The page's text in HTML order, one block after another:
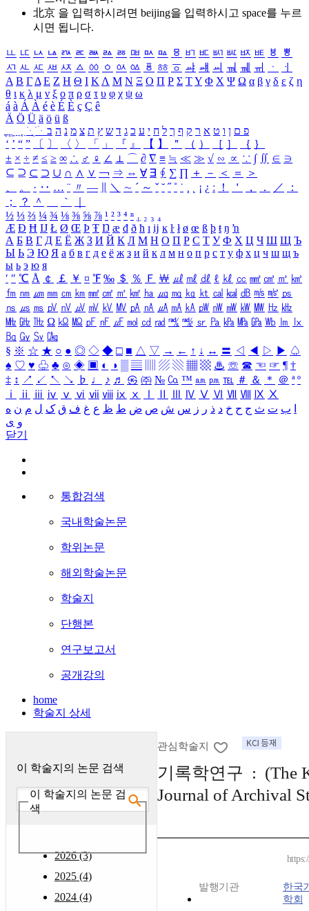
北京 을 입력하시려면 beijing을 입력하시고 space를 누르
시면 됩니다.
ㅥ ㅦ ㅧ ㅨ ㅩ ㅪ ㅫ ㅬ ㅭ ㅮ ㅯ ㅰ ㅱ ㅲ ㅳ ㅴ ㅵ ㅶ ㅷ ㅸ
ㅹ
ㅺ ㅻ ㅼ ㅽ ㅾ ㅿ ㆀ ㆁ ㆂ ㆃ ㆄ ㆅ ㆆ ㆇ ㆈ ㆉ ㆊ ㆋ ㆌ ㆍ
ㆎ
Α Β ΓΔ Ε Ζ Η Θ Ι ΚΛ Μ Ν Ξ Ο Π Ρ Σ ΤΥ Φ Χ Ψ Ω α β γ δ ε ζ η
θ ι κ λ μ ν ξ ο π ρ σ τ υ φ χ ψ ω
á à Á À é è É È ç Ç ê
Ä Ö Ü ä ö ü ß
ִֶֹ ֻּ ׁׂ פ ם ן ו ט א ר ק ף ך ל ח י ע כ ג ד ש ץ ת צ מ נ ה ב
‘ ’ “ ” 〔 〕 〈 〉 「 」 『 』 【 】 ＂ （ ） ［ ］ ｛ ｝
± × ÷ ≠ ≤ ≥ ∞ ∴ ♂ ♀ ∠ ⊥ ⌒ ∂ ∇ ≡ ≒ ≪ ≫ √ ∽ ∝ ∵ ∫ ∬ ∈ ∋
⊆ ⊇ ⊂ ⊃ ∪ ∩ ∧ ∨ ￢ ⇒ ⇔ ∀ ∃ ∮ ∑ ∏ ＋ － ＜ ＝
＞
、
。 · ‥ … ¨ 〃 ― ＼ ∼ ´ ～ ˇ ˘ ˝ ˚ ˙ ¸ ¡ ¿ ː ！ ＇ ， ． ／
：
；
？ ＾ ｀
½ ⅓ ⅔ ¼ ¾ ⅛ ⅜ ⅝ ⅞ ¹ ² ³ ⁴ ⁿ ₁ ₂ ₃ ₄
Æ Ð Ħ Ĳ Ł Ø Œ Þ Ŧ Ŋ æ đ ð ħ ı ĳ ĸ ŀ ł ø œ ß þ ŧ ŋ ŉ
А Б В Г Д Е Ё Ж З И Й К Л М Н О П Р С Т У Ф Х Ц Ч Ш Щ Ъ
Ы Ь Э Ю Я а б в г д е ё ж з и й к л м н о п р с т у ф х ц ч ш щ ъ
ы ь э ю я
′ ″ ℃ Å ￠ ￡ ￥ ¤ ℉ ‰ ＄ ％ Ｆ ￦ ㎕ ㎖ ㎗ ℓ ㎘ ㏄ ㎣ ㎤ ㎥ ㎦
㎙ ㎚ ㎛ ㎜ ㎝ ㎞ ㎟ ㎠ ㎡ ㎢ ㏊ ㎍ ㎎ ㎏ ㏏ ㎈ ㎉ ㏈ ㎧ ㎨ ㎰
㎱ ㎲ ㎳ ㎴ ㎵ ㎶ ㎷ ㎸ ㎹ ㎀ ㎁ ㎂ ㎃ ㎄ ㎺ ㎻ ㎽ ㎾ ㎿ ㎐ ㎑
㎒ ㎓ ㎔ Ω ㏀ ㏁ ㎊ ㎋ ㎌ ㏖ ㏅ ㎭ ㎮ ㎯ ㏛ ㎩ ㎪ ㎫ ㎬ ㏝ ㏐
㏓
㏃ ㏉ ㏜ ㏆
§ ※ ☆ ★ ○ ● ◎ ◇ ◆ □ ■ △ ▽ → ← ↑ ↓ ↔ 〓 ◁ ◀ ▷ ▶ ♤
♠ ♡ ♥ ♧ ♣ ⊙ ◈ ▣ ◐ ◑ ▒ ▤ ▨ ▧ ▦ ▩ ♨ ☏ ☎ ☜ ☞ ¶ †
‡ ↕ ↗ ↙ ↖ ↘ ♭ ♩ ♪ ♬ ㉿ ㈜ № ㏇ ™ ㏂ ㏘ ℡ ＃ ＆ ＊ ＠ ª º
ⅰ
ⅱ ⅲ ⅳ ⅴ ⅵ ⅶ ⅷ ⅸ ⅹ Ⅳ Ⅴ Ⅵ Ⅶ Ⅷ Ⅸ Ⅹ
ب ت ث ج ح خ د ذ ر ز س ش ص ض ط ظ ع غ ف ق ک ل م ن ه
و ی
닫기
통합검색
국내학술논문
학위논문
해외학술논문
학술지
단행본
연구보고서
공개강의
home
학술지 상세
이 학술지의 논문 검색
이 학술지의 논문 검
색
2026 (3)
2025 (4)
2024 (4)
관심학술지
기록학연구 : (The
Journal of Archival
발행기관
한국
학회